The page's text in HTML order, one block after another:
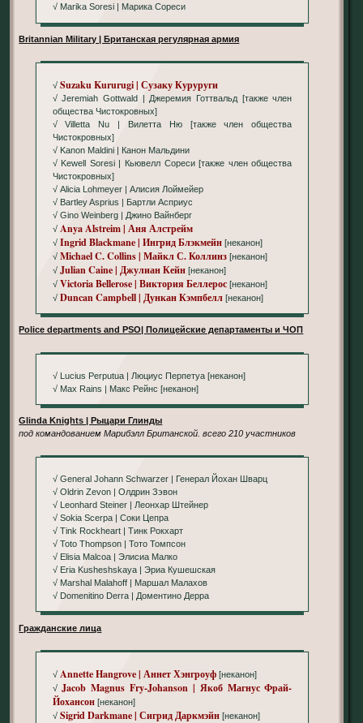
√ Marika Soresi | Марика Сореси
Britannian Military | Британская регулярная армия
√ Suzaku Kururugi | Сузаку Куруруги
√ Jeremiah Gottwald | Джеремия Готтвальд [также член
общества Чистокровных]
√ Villetta Nu | Вилетта Ню [также член общества
Чистокровных]
√ Kanon Maldini | Канон Мальдини
√ Kewell Soresi | Кьювелл Сореси [также член общества
Чистокровных]
√ Alicia Lohmeyer | Алисия Лоймейер
√ Bartley Asprius | Бартли Асприус
√ Gino Weinberg | Джино Вайнберг
√ Anya Alstreim | Аня Алстрейм
√ Ingrid Blackmane | Ингрид Блэкмейн[неканон]
√ Michael C. Collins | Майкл С. Коллинз[неканон]
√ Julian Caine | Джулиан Кейн[неканон]
√ Victoria Bellerose | Виктория Беллерос[неканон]
√ Duncan Campbell | Дункан Кэмпбелл[неканон]
Police departments and PSO| Полицейские департаменты и ЧОП
√ Lucius Perputua | Люциус Перпетуа [неканон]
√ Max Rains | Макс Рейнс [неканон]
Glinda Knights | Рыцари Глинды
под командованием Марибэлл Британской. всего 210 участников
√ General Johann Schwarzer | Генерал Йохан Шварц
√ Oldrin Zevon | Олдрин Зэвон
√ Leonhard Steiner | Леонхар Штейнер
√ Sokia Scerpa | Соки Цепра
√ Tink Rockheart | Тинк Рокхарт
√ Toto Thompson | Тото Томпсон
√ Elisia Malcoa | Элисиа Малко
√ Eria Kusheshskaya | Эриа Кушешская
√ Marshal Malahoff | Маршал Малахов
√ Domenitino Derra | Доментино Дерра
Гражданские лица
√ Annette Hangrove | Аннет Хэнгроуф[неканон]
√Jacob Magnus Fry-Johanson | Якоб Магнус Фрай-
Йохансон[неканон]
√ Sigrid Darkmane | Сигрид Даркмэйн[неканон]